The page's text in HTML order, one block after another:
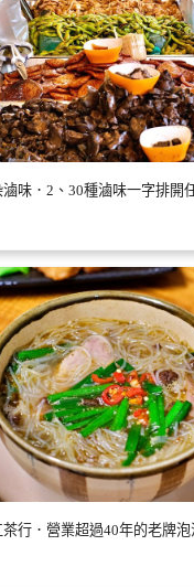
味．2、30種滷味一字排開
行．營業超過40年的老牌